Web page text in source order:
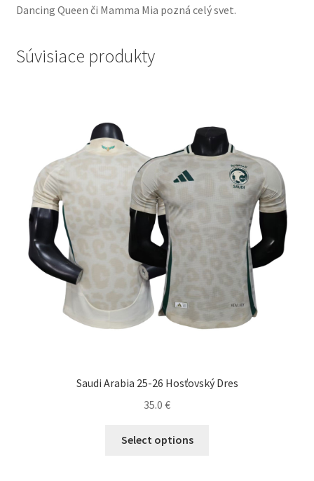
Dancing Queen či Mamma Mia pozná celý svet.
Súvisiace produkty
Saudi Arabia 25-26 Hosťovský Dres
35.0 €
Select options